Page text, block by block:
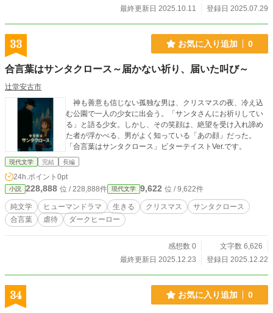
最終更新日 2025.10.11
登録日 2025.07.29
33 お気に入り追加 0
合言葉はサンタクロース～届かない祈り、届いた叫び～
辻堂安古市
神も善意も信じない孤独な男は、クリスマスの夜、冷え込
む公園で一人の少女に出会う。「サンタさんにお祈りしてい
る」と語る少女。しかし、その笑顔は、絶望を受け入れ諦め
た者が浮かべる、男がよく知っている「あの顔」だった。
「合言葉はサンタクロース」ビターテイストVer.です。
現代文学 完結 長編
24h.ポイント 0pt
小説 228,888 位 / 228,888件 現代文学 9,622 位 / 9,622件
純文学 ヒューマンドラマ 生きる クリスマス
サンタクロース
合言葉
虐待 ダークヒーロー
感想数 0
文字数 6,626
最終更新日 2025.12.23
登録日 2025.12.22
34 お気に入り追加 0